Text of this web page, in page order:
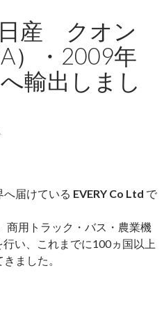
日産 クオン
）・2009年
輸出しまし
へ届けている EVERY Co Ltd で
商用トラック・バス・農業機
い、これまでに100ヵ国以上
ました。